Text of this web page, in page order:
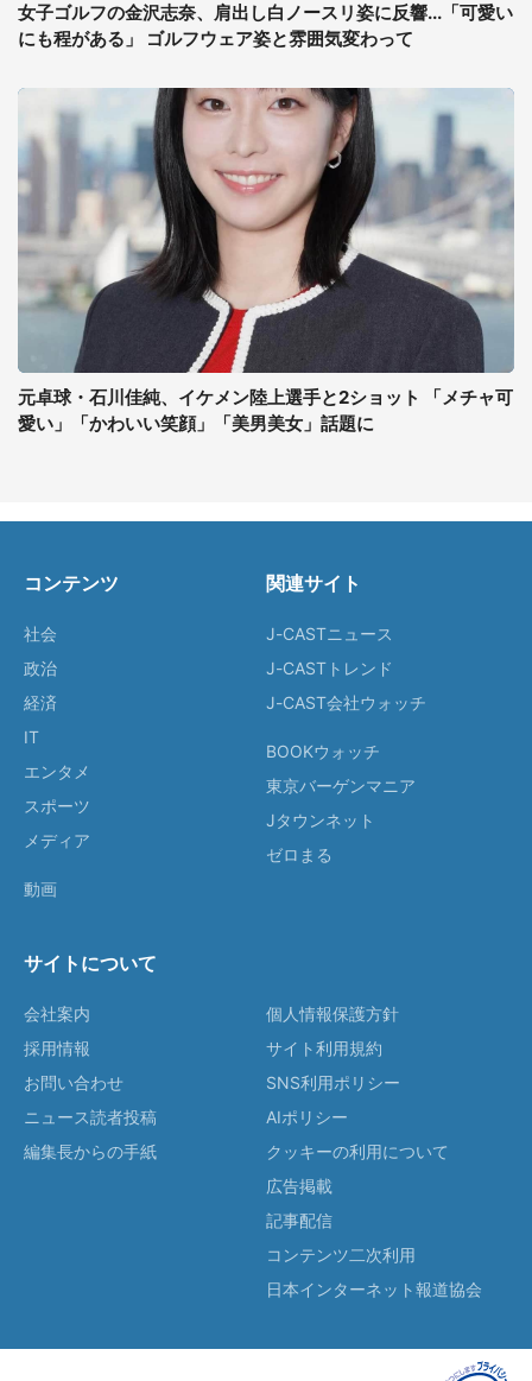
女子ゴルフの金沢志奈、肩出し白ノースリ姿に反響...「可愛い
にも程がある」 ゴルフウェア姿と雰囲気変わって
元卓球・石川佳純、イケメン陸上選手と2ショット 「メチャ可
愛い」「かわいい笑顔」「美男美女」話題に
コンテンツ
社会
政治
経済
IT
エンタメ
スポーツ
メディア
動画
関連サイト
J-CASTニュース
J-CASTトレンド
J-CAST会社ウォッチ
BOOKウォッチ
東京バーゲンマニア
Jタウンネット
ゼロまる
サイトについて
会社案内
採用情報
お問い合わせ
ニュース読者投稿
編集長からの手紙
個人情報保護方針
サイト利用規約
SNS利用ポリシー
AIポリシー
クッキーの利用について
広告掲載
記事配信
コンテンツ二次利用
日本インターネット報道協会